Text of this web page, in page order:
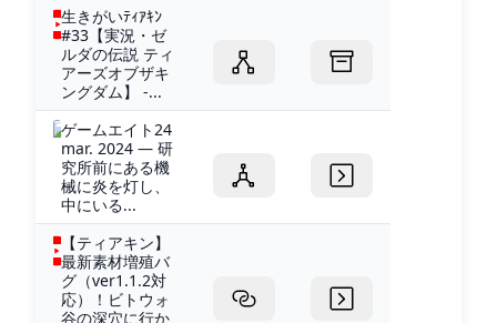
生きがいﾃｨｱｷﾝ
#33【実況・ゼ
ルダの伝説 ティ
アーズオブザキ
ングダム】 -...
ゲームエイト24
mar. 2024 — 研
究所前にある機
械に炎を灯し、
中にいる...
【ティアキン】
最新素材増殖バ
グ（ver1.1.2対
応）！ビトウォ
谷の深穴に行か